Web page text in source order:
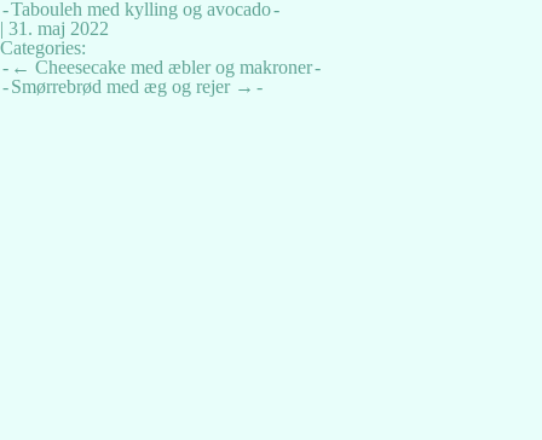
Tabouleh med kylling og avocado
| 31. maj 2022
Categories:
Indlægsnavigation
← Cheesecake med æbler og makroner
Smørrebrød med æg og rejer →